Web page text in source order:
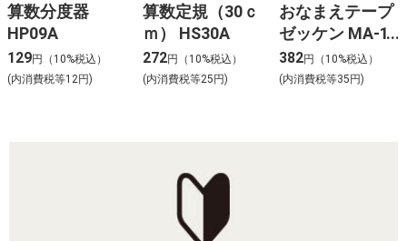
算数分度器
HP09A
129円（10%税込）
(内消費税等12円)
算数定規（30ｃ
ｍ） HS30A
272円（10%税込）
(内消費税等25円)
おなまえテープ
ゼッケン MA-10
382円（10%税込）
(内消費税等35円)